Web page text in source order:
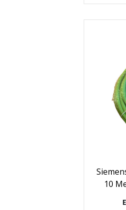
10